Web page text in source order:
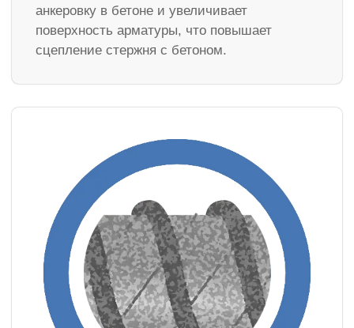
анкеровку в бетоне и увеличивает
поверхность арматуры, что повышает
сцепление стержня с бетоном.